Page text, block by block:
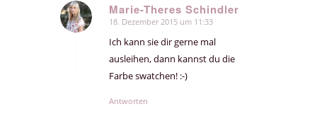
Marie-Theres Schindler
sagte:
18. Dezember 2015 um 11:33
Ich kann sie dir gerne mal
ausleihen, dann kannst du die
Farbe swatchen! :-)
Antworten